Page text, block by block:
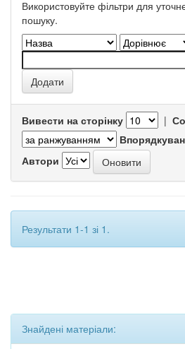
Використовуйте фільтри для
пошуку.
Вивести на сторінку |
Автори
Результати 1-1 зі 1.
Знайдені матеріали: